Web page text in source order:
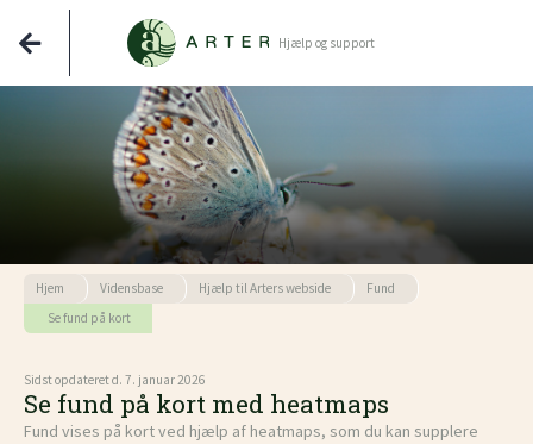
Hjælp og support
Hjem Vidensbase Hjælp til Arters webside
Fund
Se fund på kort
Sidst opdateret d. 7. januar 2026
Se fund på kort med heatmaps
Fund vises på kort ved hjælp af heatmaps, som du kan supplere